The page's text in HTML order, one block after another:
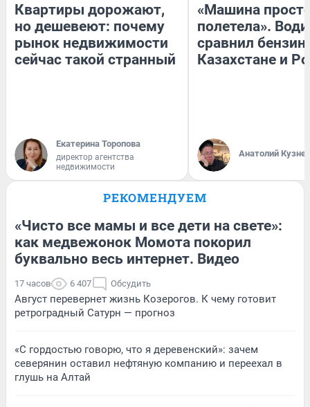
Квартиры дорожают,
но дешевеют: почему
рынок недвижимости
сейчас такой странный
Екатерина Торопова
директор агентства
недвижимости
«Машина
полетела».
сравнил бензин
Казахстане и
Анатолий
РЕКОМЕНДУЕМ
«Чисто все мамы и все дети на свете»:
как медвежонок Момота покорил
буквально весь интернет. Видео
17 часов 6 407 Обсудить
Август перевернет жизнь Козерогов. К чему готовит
ретроградный Сатурн — прогноз
«С гордостью говорю, что я деревенский»: зачем
северянин оставил нефтяную компанию и переехал в
глушь на Алтай